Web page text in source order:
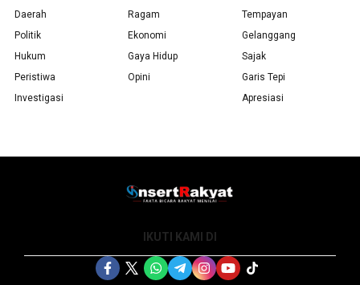
Daerah
Politik
Hukum
Peristiwa
Investigasi
Ragam
Ekonomi
Gaya Hidup
Opini
Tempayan
Gelanggang
Sajak
Garis Tepi
Apresiasi
IKUTI KAMI DI